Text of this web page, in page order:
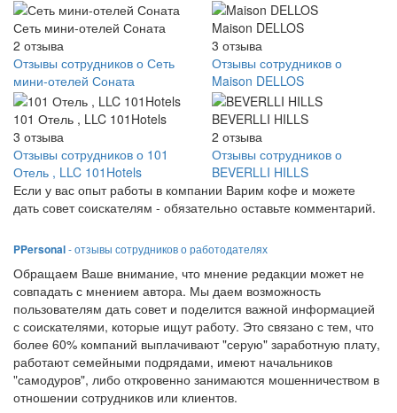
Сеть мини-отелей Соната
2 отзыва
Отзывы сотрудников о Сеть
мини-отелей Соната
Maison DELLOS
3 отзыва
Отзывы сотрудников о
Maison DELLOS
101 Отель , LLC 101Hotels
3 отзыва
Отзывы сотрудников о 101
Отель , LLC 101Hotels
BEVERLLI HILLS
2 отзыва
Отзывы сотрудников о
BEVERLLI HILLS
Если у вас опыт работы в компании Варим кофе и можете
дать совет соискателям - обязательно оставьте комментарий.
PPersonal- отзывы сотрудников о работодателях
Обращаем Ваше внимание, что мнение редакции может не
совпадать с мнением автора. Мы даем возможность
пользователям дать совет и поделится важной информацией
с соискателями, которые ищут работу. Это связано с тем, что
более 60% компаний выплачивают "серую" заработную плату,
работают семейными подрядами, имеют начальников
"самодуров", либо откровенно занимаются мошенничеством в
отношении сотрудников или клиентов.